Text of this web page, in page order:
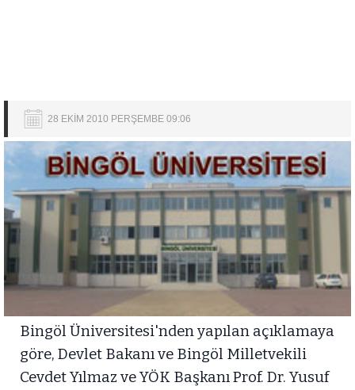
28 EKİM 2010 PERŞEMBE 09:06
Bingöl Üniversitesi'nden yapılan açıklamaya
göre, Devlet Bakanı ve Bingöl Milletvekili
Cevdet Yılmaz ve YÖK Başkanı Prof. Dr. Yusuf